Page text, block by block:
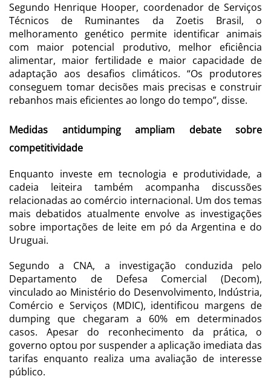
Segundo Henrique Hooper, coordenador de Serviços
Técnicos de Ruminantes da Zoetis Brasil, o
melhoramento genético permite identificar animais
com maior potencial produtivo, melhor eficiência
alimentar, maior fertilidade e maior capacidade de
adaptação aos desafios climáticos. “Os produtores
conseguem tomar decisões mais precisas e construir
rebanhos mais eficientes ao longo do tempo”, disse.
Medidas antidumping ampliam debate sobre
competitividade
Enquanto investe em tecnologia e produtividade, a
cadeia leiteira também acompanha discussões
relacionadas ao comércio internacional. Um dos temas
mais debatidos atualmente envolve as investigações
sobre importações de leite em pó da Argentina e do
Uruguai.
Segundo a CNA, a investigação conduzida pelo
Departamento de Defesa Comercial (Decom),
vinculado ao Ministério do Desenvolvimento, Indústria,
Comércio e Serviços (MDIC), identificou margens de
dumping que chegaram a 60% em determinados
casos. Apesar do reconhecimento da prática, o
governo optou por suspender a aplicação imediata das
tarifas enquanto realiza uma avaliação de interesse
público.